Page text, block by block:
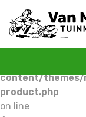
Warning
: Undefined
/home/
content/themes/
product.php
on line